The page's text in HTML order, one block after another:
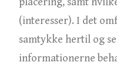
(interesser). I det
samtykke hertil og
informationerne